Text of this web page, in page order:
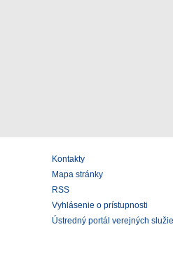
Kontakty
Mapa stránky
RSS
Vyhlásenie o prístupnosti
Ústredný portál verejných